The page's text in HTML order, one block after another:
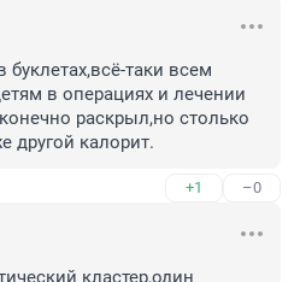
таки всем
в операциях и лечении
раскрыл,но столько
другой калорит.
+1 –0
кластер,один